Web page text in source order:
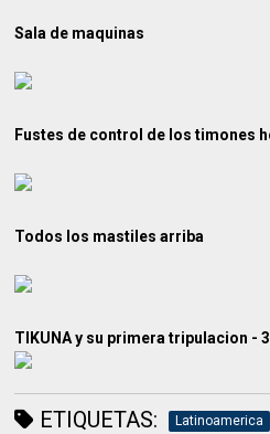
Sala de maquinas
Fustes de control de los timones
Todos los mastiles arriba
TIKUNA y su primera tripulacion -
ETIQUETAS: Latinoamerica